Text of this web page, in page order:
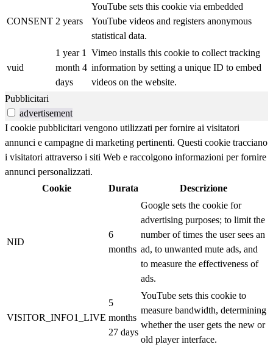
CONSENT 2 years
YouTube sets this cookie via embedded
YouTube videos and registers anonymous
statistical data.
vuid
1 year 1
month 4
days
Vimeo installs this cookie to collect tracking
information by setting a unique ID to embed
videos on the website.
Pubblicitari
advertisement
I cookie pubblicitari vengono utilizzati per fornire ai visitatori
annunci e campagne di marketing pertinenti. Questi cookie tracciano
i visitatori attraverso i siti Web e raccolgono informazioni per fornire
annunci personalizzati.
Cookie
Durata Descrizione
NID
6
months
Google sets the cookie for
advertising purposes; to limit the
number of times the user sees an
ad, to unwanted mute ads, and
to measure the effectiveness of
ads.
VISITOR_INFO1_LIVE
5
months
27 days
YouTube sets this cookie to
measure bandwidth, determining
whether the user gets the new or
old player interface.